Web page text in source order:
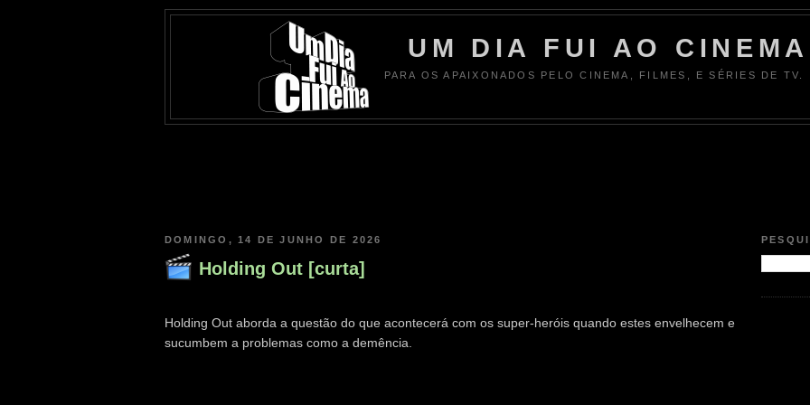
UM DIA FUI AO CINEMA
PARA OS APAIXONADOS PELO CINEMA, FILMES, E SÉRIES DE TV.
DOMINGO, 14 DE JUNHO DE 2026
Holding Out [curta]
Holding Out aborda a questão do que acontecerá com os super-heróis quando estes envelhecem e
sucumbem a problemas como a demência.